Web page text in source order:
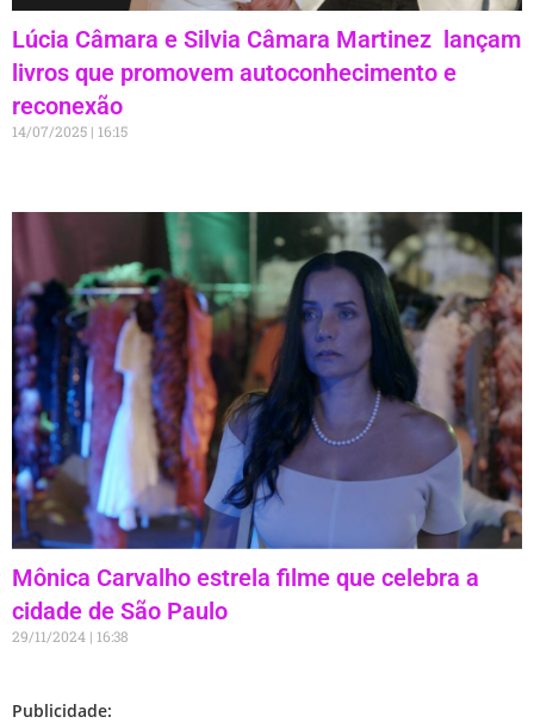
Lúcia Câmara e Silvia Câmara Martinez lançam
livros que promovem autoconhecimento e
reconexão
14/07/2025 16:15
Mônica Carvalho estrela filme que celebra a
cidade de São Paulo
29/11/2024 16:38
Publicidade: